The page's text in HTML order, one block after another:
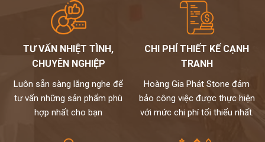
TƯ VẤN NHIỆT TÌNH,
CHUYÊN NGHIỆP
Luôn sẵn sàng lắng nghe để
tư vấn những sản phẩm phù
hợp nhất cho bạn
CHI PHÍ THIẾT KẾ CẠNH
TRANH
Hoàng Gia Phát Stone đảm
bảo công việc được thực hiện
với mức chi phí tối thiểu nhất.